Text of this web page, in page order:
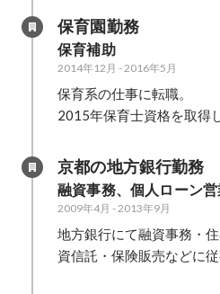
資格あり。住宅ローン
んでいる人、投資信託
り添った執筆が可能です。 ・
／幼児教育／保育園 保
り。得意ジャンルは保
保育園勤務
保育補助
2014年12月 -2016年5月
保育系の仕事に転職。
2015年保育士資格を取得
京都の地方銀行勤務
融資事務、個人ローン
2009年4月 -2013年9月
地方銀行にて融資事務・
資信託・保険販売などに従